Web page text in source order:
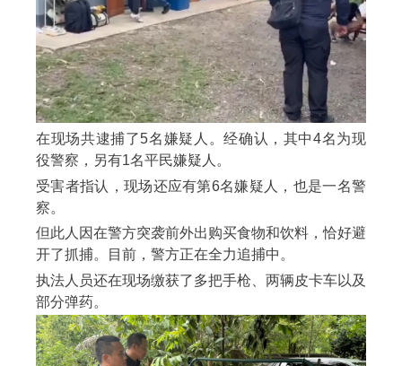
在现场共逮捕了5名嫌疑人。经确认，其中4名为现
役警察，另有1名平民嫌疑人。
受害者指认，现场还应有第6名嫌疑人，也是一名警
察。
但此人因在警方突袭前外出购买食物和饮料，恰好避
开了抓捕。目前，警方正在全力追捕中。
执法人员还在现场缴获了多把手枪、两辆皮卡车以及
部分弹药。